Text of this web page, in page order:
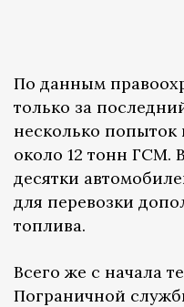
По данным
только за
несколько попыток
около 12 тонн ГСМ.
десятки
для перевозки
топлива.
Всего же с начала
Пограничной